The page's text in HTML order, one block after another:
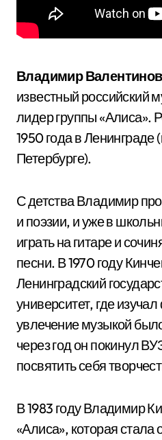
Владимир
известный российский
лидер группы «Алиса».
1950 года в Ленинграде
Петербурге).
С детства Владимир
и поэзии, и уже в
играть на гитаре и
песни. В 1970 году
Ленинградский
университет, где
увлечение музыкой
через год он покинул
посвятить себя
В 1983 году Владимир
«Алиса», которая стала